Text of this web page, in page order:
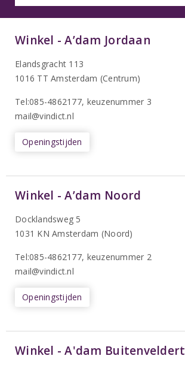
Winkel - A’dam Jordaan
Elandsgracht 113
1016 TT Amsterdam (Centrum)
Tel:085-4862177, keuzenummer 3
mail@vindict.nl
Openingstijden
Winkel - A’dam Noord
Docklandsweg 5
1031 KN Amsterdam (Noord)
Tel:085-4862177, keuzenummer 2
mail@vindict.nl
Openingstijden
Winkel - A'dam Buitenveldert